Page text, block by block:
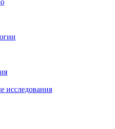
исследования